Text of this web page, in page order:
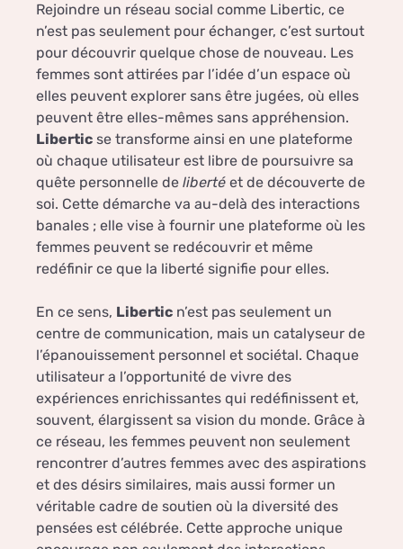
Rejoindre un réseau social comme Libertic, ce
n’est pas seulement pour échanger, c’est surtout
pour découvrir quelque chose de nouveau. Les
femmes sont attirées par l’idée d’un espace où
elles peuvent explorer sans être jugées, où elles
peuvent être elles-mêmes sans appréhension.
Libertic se transforme ainsi en une plateforme
où chaque utilisateur est libre de poursuivre sa
quête personnelle de liberté et de découverte de
soi. Cette démarche va au-delà des interactions
banales ; elle vise à fournir une plateforme où les
femmes peuvent se redécouvrir et même
redéfinir ce que la liberté signifie pour elles.
En ce sens, Libertic n’est pas seulement un
centre de communication, mais un catalyseur de
l’épanouissement personnel et sociétal. Chaque
utilisateur a l’opportunité de vivre des
expériences enrichissantes qui redéfinissent et,
souvent, élargissent sa vision du monde. Grâce à
ce réseau, les femmes peuvent non seulement
rencontrer d’autres femmes avec des aspirations
et des désirs similaires, mais aussi former un
véritable cadre de soutien où la diversité des
pensées est célébrée. Cette approche unique